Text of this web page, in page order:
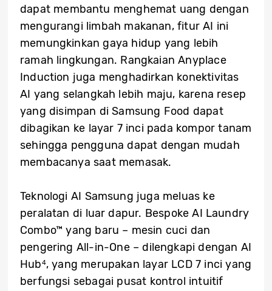
dapat membantu menghemat uang dengan
mengurangi limbah makanan, fitur AI ini
memungkinkan gaya hidup yang lebih
ramah lingkungan. Rangkaian Anyplace
Induction juga menghadirkan konektivitas
AI yang selangkah lebih maju, karena resep
yang disimpan di Samsung Food dapat
dibagikan ke layar 7 inci pada kompor tanam
sehingga pengguna dapat dengan mudah
membacanya saat memasak.
Teknologi AI Samsung juga meluas ke
peralatan di luar dapur. Bespoke AI Laundry
Combo™ yang baru – mesin cuci dan
pengering All-in-One – dilengkapi dengan AI
Hub4, yang merupakan layar LCD 7 inci yang
berfungsi sebagai pusat kontrol intuitif